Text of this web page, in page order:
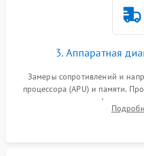
3. Аппаратная
Замеры сопротивлений и
процессора (APU) и памяти.
микросхем флеш-